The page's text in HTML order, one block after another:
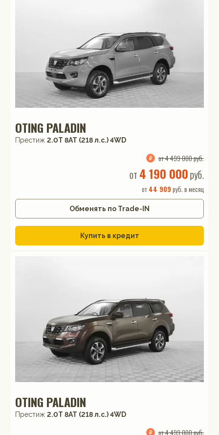
OTING PALADIN
Престиж 2.0T 8AT (218 л.с.) 4WD
от 4 499 000 руб.
от 4 190 000руб.
от44 909 руб. в месяц
Обменять по Trade-IN
Купить в кредит
OTING PALADIN
Престиж 2.0T 8AT (218 л.с.) 4WD
от 4 499 000 руб.